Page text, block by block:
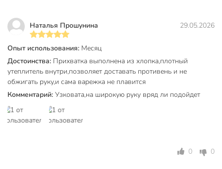
Частые вопросы:
Какой размер у этой прихватки и подойдет ли она для
большой ладони?
Размер 26×18 см. Прихватка-варежка подходит для
большинства рук, полностью закрывает ладонь и часть
запястья, обеспечивая защиту от ожогов.
Чем отличается хлопковая прихватка от синтетической?
Хлопок не плавится при нагреве, не выделяет запахов, не
Наталья Прошунина 29.05.2026
Опыт использования: Месяц
Достоинства: Прихватка выполнена из хлопка,плотный
утеплитель внутри,позволяет доставать противень и не
обжигать руку,и сама варежка не плавится
Комментарий: Узковата,на широкую руку вряд ли подойдет
0 0